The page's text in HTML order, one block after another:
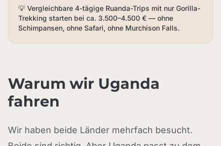
💡 Vergleichbare 4-tägige Ruanda-Trips mit nur Gorilla-
Trekking starten bei ca. 3.500–4.500 € — ohne
Schimpansen, ohne Safari, ohne Murchison Falls.
Warum wir Uganda
fahren
Wir haben beide Länder mehrfach besucht.